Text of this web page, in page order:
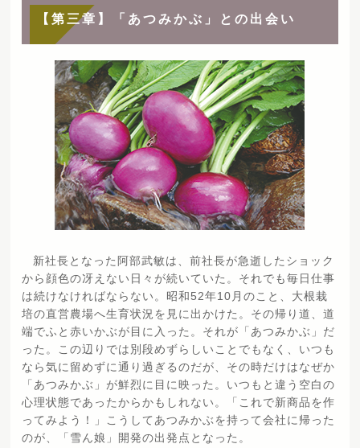
【第三章】「あつみかぶ」との出会い
新社長となった阿部武敏は、前社長が急逝したショック
から顔色の冴えない日々が続いていた。それでも毎日仕事
は続けなければならない。昭和52年10月のこと、大根栽
培の直営農場へ生育状況を見に出かけた。その帰り道、道
端でふと赤いかぶが目に入った。それが「あつみかぶ」だ
った。この辺りでは別段めずらしいことでもなく、いつも
なら気に留めずに通り過ぎるのだが、その時だけはなぜか
「あつみかぶ」が鮮烈に目に映った。いつもと違う空白の
心理状態であったからかもしれない。「これで新商品を作
ってみよう！」こうしてあつみかぶを持って会社に帰った
のが、「雪ん娘」開発の出発点となった。